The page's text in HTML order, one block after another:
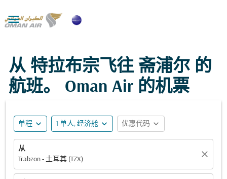

从 特拉布宗飞往 斋浦尔 的
航班。 Oman Air 的机票
单程 expand_more 1 单人, 经济舱 expand_more 优惠代码 expand_more
从
Trabzon - 土耳其 (TZX)
close